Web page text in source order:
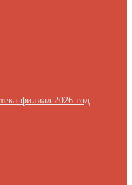
филиал 2026 год